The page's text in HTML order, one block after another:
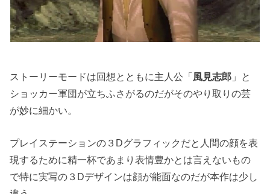
ストーリーモードは回想とともに主人公「風見志郎 」と
ショッカー軍団が立ちふさがるのだがそのやり取りの芸
が妙に細かい。
プレイステーションの３Dグラフィックだと人間の顔を表
現するために精一杯であまり表情豊かとは言えないもの
で特に実写の３Dデザインは顔が能面なのだが本作は少し